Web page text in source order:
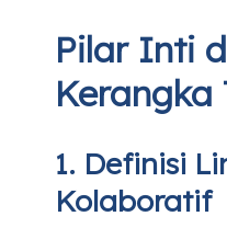
Pilar Inti
Kerangka
1. Definisi
Kolaboratif